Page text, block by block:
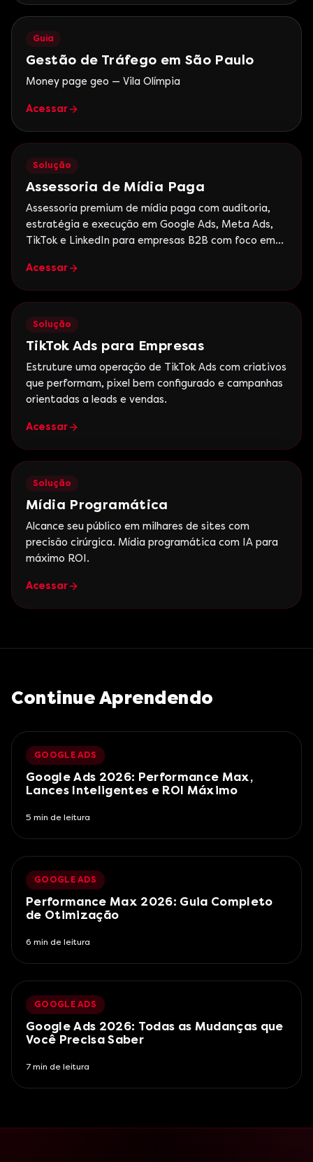
Guia
Gestão de Tráfego em São Paulo
Money page geo — Vila Olímpia
Acessar
Solução
Assessoria de Mídia Paga
Assessoria premium de mídia paga com auditoria,
estratégia e execução em Google Ads, Meta Ads,
TikTok e LinkedIn para empresas B2B com foco em
Acessar
Solução
TikTok Ads para Empresas
Estruture uma operação de TikTok Ads com criativos
que performam, pixel bem configurado e campanhas
orientadas a leads e vendas.
Acessar
Solução
Mídia Programática
Alcance seu público em milhares de sites com
precisão cirúrgica. Mídia programática com IA para
máximo ROI.
Acessar
Continue Aprendendo
GOOGLE ADS
Google Ads 2026: Performance Max,
Lances Inteligentes e ROI Máximo
5 min de leitura
GOOGLE ADS
Performance Max 2026: Guia Completo
de Otimização
6 min de leitura
GOOGLE ADS
Google Ads 2026: Todas as Mudanças que
Você Precisa Saber
7 min de leitura